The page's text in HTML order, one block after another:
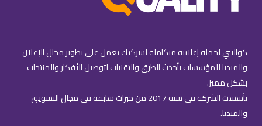
كواليتي لحملة إعلانية متكاملة لشركتك نعمل على تطوير مجال الإعلان
والميديا للمؤسسات بأحدث الطرق والتقنيات لتوصيل الأفكار والمنتجات
بشكل مميز.
تأسست الشركة في سنة 2017 من خبرات سابقة في مجال التسويق
والميديا.